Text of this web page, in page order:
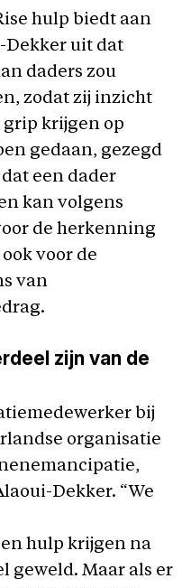
hulp biedt aan
Dekker uit dat
daders zou
zodat zij inzicht
krijgen op
gedaan, gezegd
een dader
kan volgens
de herkenning
voor de
van
zijn van de
bij
organisatie
Dekker. “We
hulp krijgen na
geweld. Maar als er